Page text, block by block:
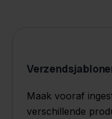
Maak vooraf
verschillende